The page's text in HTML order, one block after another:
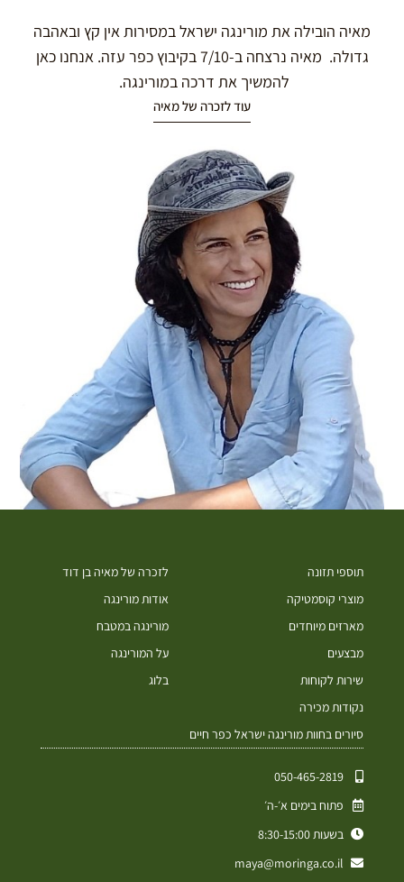
מאיה הובילה את מורינגה ישראל במסירות אין קץ ובאהבה
גדולה. מאיה נרצחה ב-7/10 בקיבוץ כפר עזה. אנחנו כאן
להמשיך את דרכה במורינגה.
עוד לזכרה של מאיה
תוספי תזונה
מוצרי קוסמטיקה
מארזים מיוחדים
מבצעים
שירות לקוחות
נקודות מכירה
סיורים בחוות מורינגה ישראל כפר חיים
לזכרה של מאיה בן דוד
אודות מורינגה
מורינגה במטבח
על המורינגה
בלוג
050-465-2819⁩
פתוח בימים א׳-ה׳
בשעות 8:30-15:00
maya@moringa.co.il